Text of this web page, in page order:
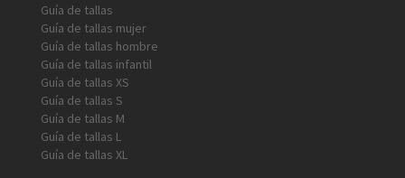
Guía de tallas
Guía de tallas mujer
Guía de tallas hombre
Guía de tallas infantil
Guía de tallas XS
Guía de tallas S
Guía de tallas M
Guía de tallas L
Guía de tallas XL